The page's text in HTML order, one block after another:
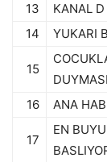
13
KANAL
14
YUKARI
15
16 ANA
17
EN